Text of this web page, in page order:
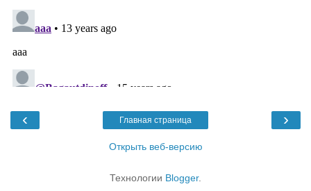
‹ ›
Главная страница
Открыть веб-версию
Технологии Blogger.